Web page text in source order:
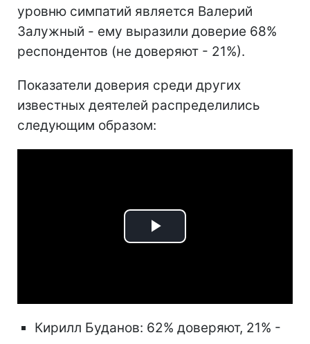
уровню симпатий является Валерий
Залужный - ему выразили доверие 68%
респондентов (не доверяют - 21%).
Показатели доверия среди других
известных деятелей распределились
следующим образом:
Play
Кирилл Буданов: 62% доверяют, 21% -